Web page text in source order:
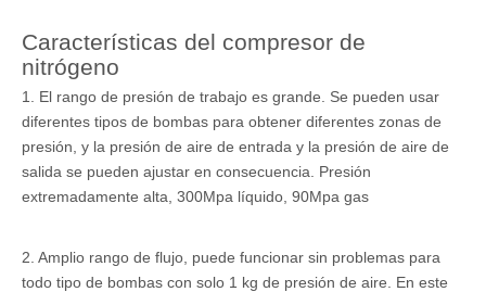
Características del compresor de
nitrógeno
1. El rango de presión de trabajo es grande. Se pueden usar
diferentes tipos de bombas para obtener diferentes zonas de
presión, y la presión de aire de entrada y la presión de aire de
salida se pueden ajustar en consecuencia. Presión
extremadamente alta, 300Mpa líquido, 90Mpa gas
2. Amplio rango de flujo, puede funcionar sin problemas para
todo tipo de bombas con solo 1 kg de presión de aire. En este